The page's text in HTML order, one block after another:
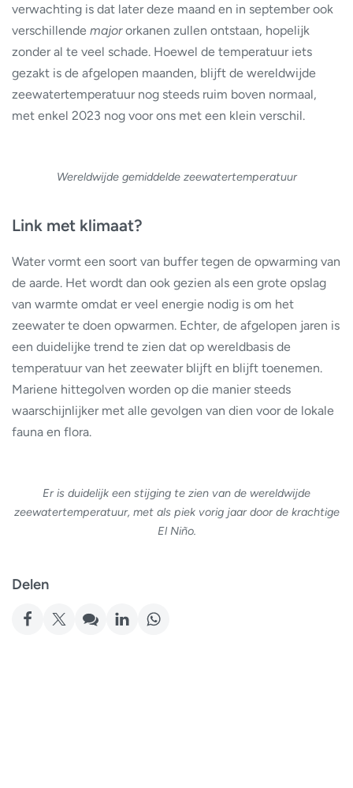
verwachting is dat later deze maand en in september ook
verschillende majororkanen zullen ontstaan, hopelijk
zonder al te veel schade. Hoewel de temperatuur iets
gezakt is de afgelopen maanden, blijft de wereldwijde
zeewatertemperatuur nog steeds ruim boven normaal,
met enkel 2023 nog voor ons met een klein verschil.
Wereldwijde gemiddelde zeewatertemperatuur
Link met klimaat?
Water vormt een soort van buffer tegen de opwarming van
de aarde. Het wordt dan ook gezien als een grote opslag
van warmte omdat er veel energie nodig is om het
zeewater te doen opwarmen. Echter, de afgelopen jaren is
een duidelijke trend te zien dat op wereldbasis de
temperatuur van het zeewater blijft en blijft toenemen.
Mariene hittegolven worden op die manier steeds
waarschijnlijker met alle gevolgen van dien voor de lokale
fauna en flora.
Er is duidelijk een stijging te zien van de wereldwijde
zeewatertemperatuur, met als piek vorig jaar door de krachtige
El Niño.
Delen